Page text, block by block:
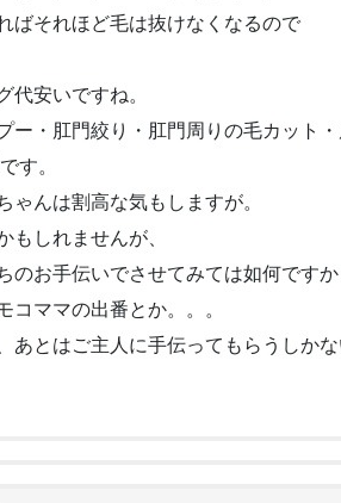
ばそれほど毛は抜けなくなるので
代安いですね。
ー・肛門絞り・肛門周りの毛カット・
す。
ゃんは割高な気もしますが。
もしれませんが、
のお手伝いでさせてみては如何ですか
コママの出番とか。。。
あとはご主人に手伝ってもらうしかな